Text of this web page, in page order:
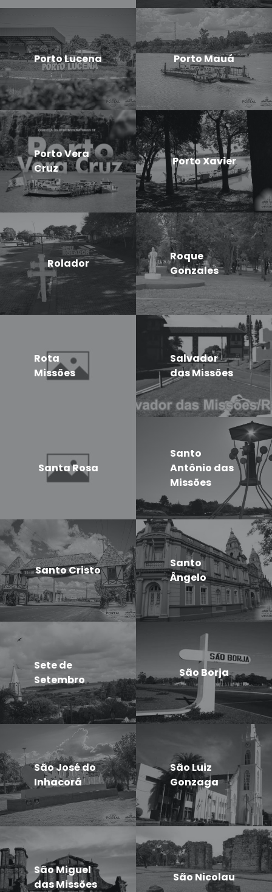
Porto Lucena Porto Mauá
Porto Vera
Cruz
Porto Xavier
Rolador
Roque
Gonzales
Rota
Missões
Salvador
das Missões
Santa Rosa
Santo
Antônio das
Missões
Santo Cristo
Santo
Ângelo
Sete de
Setembro
São Borja
São José do
Inhacorá
São Luiz
Gonzaga
São Miguel
das Missões
São Nicolau